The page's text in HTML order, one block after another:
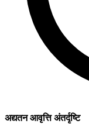
अद्यतन आवृत्ति अंतर्दृष्टि